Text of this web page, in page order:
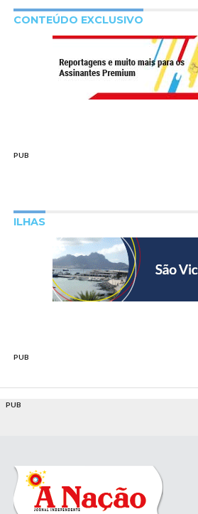
CONTEÚDO EXCLUSIVO
PUB
ILHAS
PUB
PUB